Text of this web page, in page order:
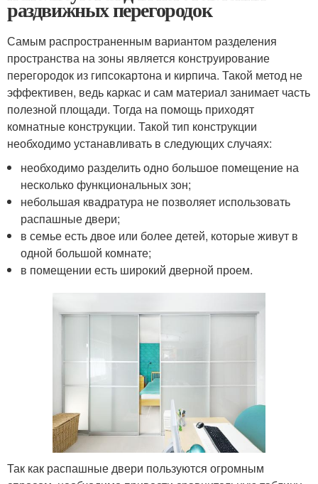
раздвижных перегородок
Самым распространенным вариантом разделения
пространства на зоны является конструирование
перегородок из гипсокартона и кирпича. Такой метод не
эффективен, ведь каркас и сам материал занимает часть
полезной площади. Тогда на помощь приходят
комнатные конструкции. Такой тип конструкции
необходимо устанавливать в следующих случаях:
необходимо разделить одно большое помещение на
несколько функциональных зон;
небольшая квадратура не позволяет использовать
распашные двери;
в семье есть двое или более детей, которые живут в
одной большой комнате;
в помещении есть широкий дверной проем.
Так как распашные двери пользуются огромным